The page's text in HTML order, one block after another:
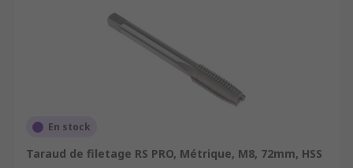
En stock
Taraud de filetage RS PRO, Métrique, M8, 72mm, HSS